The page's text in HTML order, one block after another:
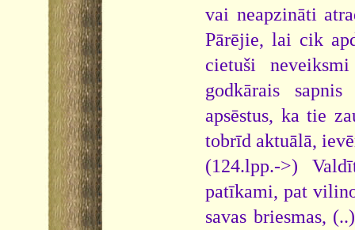
vai neapzināti
Pārējie, lai cik
cietuši
godkārais
apsēstus, ka tie
tobrīd aktuālā,
(124.lpp.->)
patīkami, pat
savas briesmas,